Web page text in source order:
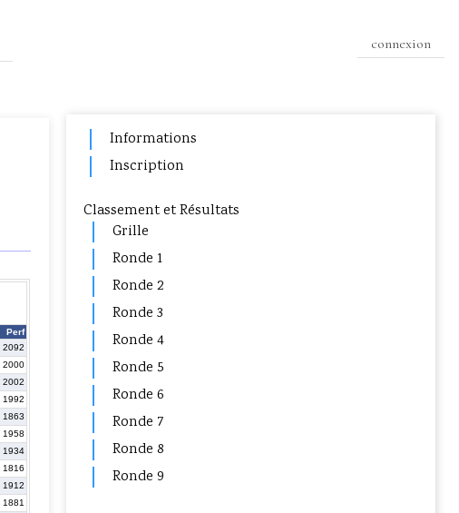
connexion
Informations
Inscription
Classement et Résultats
Grille
Ronde 1
Ronde 2
Ronde 3
Ronde 4
Ronde 5
Ronde 6
Ronde 7
Ronde 8
Ronde 9
Perf
2092
2000
2002
1992
1863
1958
1934
1816
1912
1881